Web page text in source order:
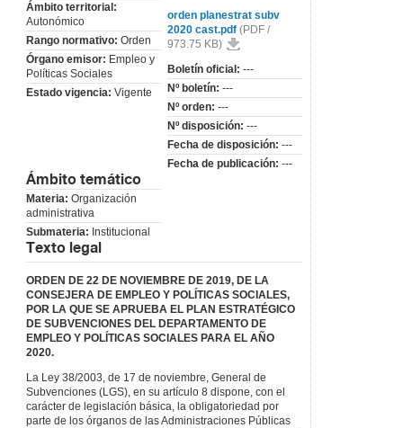
Ámbito territorial:
Autonómico
Rango normativo: Orden
Órgano emisor: Empleo y
Políticas Sociales
Estado vigencia: Vigente
orden planestrat subv
2020 cast.pdf (PDF /
973.75 KB)
Boletín oficial: ---
Nº boletín: ---
Nº orden: ---
Nº disposición: ---
Fecha de disposición: ---
Fecha de publicación: ---
Ámbito temático
Materia: Organización
administrativa
Submateria: Institucional
Texto legal
ORDEN DE 22 DE NOVIEMBRE DE 2019, DE LA
CONSEJERA DE EMPLEO Y POLÍTICAS SOCIALES,
POR LA QUE SE APRUEBA EL PLAN ESTRATÉGICO
DE SUBVENCIONES DEL DEPARTAMENTO DE
EMPLEO Y POLÍTICAS SOCIALES PARA EL AÑO
2020.
La Ley 38/2003, de 17 de noviembre, General de
Subvenciones (LGS), en su artículo 8 dispone, con el
carácter de legislación básica, la obligatoriedad por
parte de los órganos de las Administraciones Públicas